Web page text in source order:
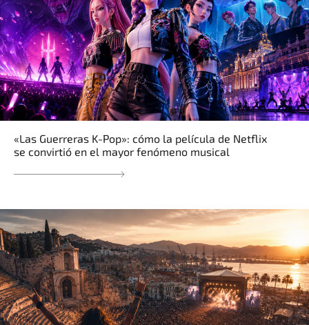
«Las Guerreras K-Pop»: cómo la película de Netflix
se convirtió en el mayor fenómeno musical